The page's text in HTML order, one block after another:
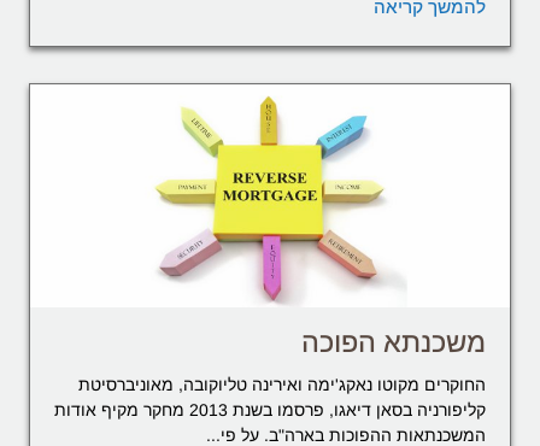
להמשך קריאה
משכנתא הפוכה
החוקרים מקוטו נאקג'ימה ואירינה טליוקובה, מאוניברסיטת
קליפורניה בסאן דיאגו, פרסמו בשנת 2013 מחקר מקיף אודות
המשכנתאות ההפוכות בארה"ב. על פי...